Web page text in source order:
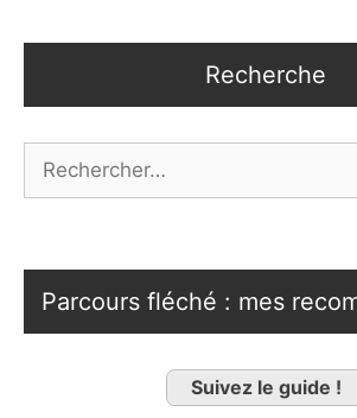
Recherche
Parcours fléché : mes
Suivez le guide !